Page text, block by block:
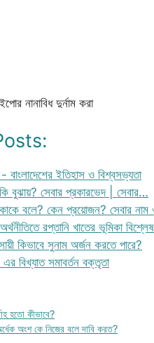
নানাবিধ দুর্নাম করা
বাংলাদেশের ইতিহাস ও বিশ্বসভ্যতা
বুঝায়? সেবার প্রকারভেদ | সেবার…
বলে? কেন প্রয়োজন? সেবার
অর্থনীতিতে রপ্তানি খাতের ভূমিকা
কিভাবে সুনাম অর্জন করতে পারে?
বিখ্যাত সমাবর্তন বক্তৃতা
হতো কীভাবে?
অংশ কে নিজের বলে দাবি করত?